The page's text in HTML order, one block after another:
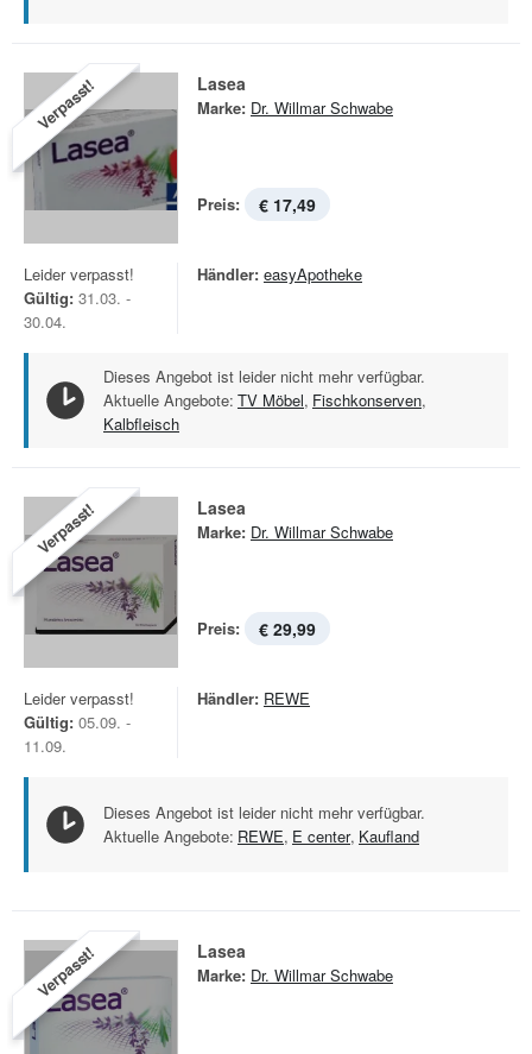
Verpasst! Lasea
Marke: Dr. Willmar Schwabe
Preis: € 17,49
Leider verpasst!
Gültig: 31.03. -
30.04.
Händler: easyApotheke
Dieses Angebot ist leider nicht mehr verfügbar.
Aktuelle Angebote: TV Möbel, Fischkonserven,
Kalbfleisch
Verpasst! Lasea
Marke: Dr. Willmar Schwabe
Preis: € 29,99
Leider verpasst!
Gültig: 05.09. -
11.09.
Händler: REWE
Dieses Angebot ist leider nicht mehr verfügbar.
Aktuelle Angebote: REWE, E center, Kaufland
Verpasst! Lasea
Marke: Dr. Willmar Schwabe